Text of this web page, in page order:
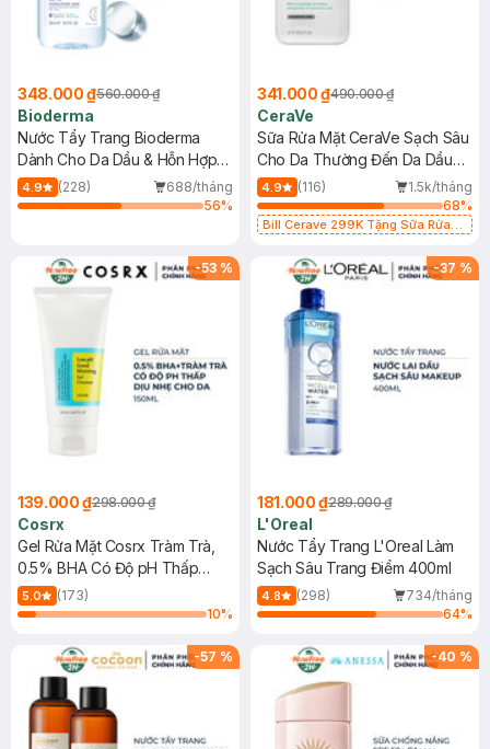
348.000 ₫560.000 ₫
Bioderma
Nước Tẩy Trang Bioderma
Dành Cho Da Dầu & Hỗn Hợp
500ml
4.9 (228)
688/tháng
56%
341.000 ₫490.000 ₫
CeraVe
Sữa Rửa Mặt CeraVe Sạch Sâu
Cho Da Thường Đến Da Dầu
473ml
4.9 (116)
1.5k/tháng
68%
Bill Cerave 299K Tặng Sữa Rửa
-53 %
139.000 ₫298.000 ₫
Cosrx
Gel Rửa Mặt Cosrx Tràm Trà,
0.5% BHA Có Độ pH Thấp
150ml
5.0
(173)
10%
-37 %
181.000 ₫289.000 ₫
L'Oreal
Nước Tẩy Trang L'Oreal Làm
Sạch Sâu Trang Điểm 400ml
4.8 (298)
734/tháng
64%
-57 % -40 %